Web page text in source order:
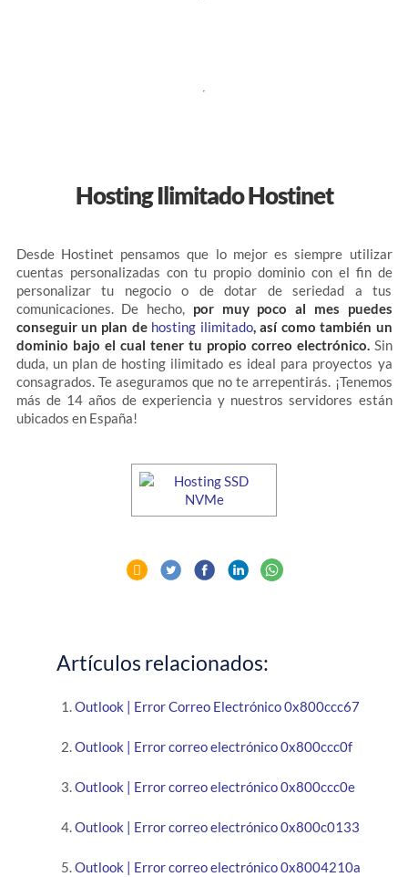
Hosting Ilimitado Hostinet
Desde Hostinet pensamos que lo mejor es siempre utilizar
cuentas personalizadas con tu propio dominio con el fin de
personalizar tu negocio o de dotar de seriedad a tus
comunicaciones. De hecho, por muy poco al mes puedes
conseguir un plan de hosting ilimitado, así como también un
dominio bajo el cual tener tu propio correo electrónico.Sin
duda, un plan de hosting ilimitado es ideal para proyectos ya
consagrados. Te aseguramos que no te arrepentirás. ¡Tenemos
más de 14 años de experiencia y nuestros servidores están
ubicados en España!
Artículos relacionados:
Outlook | Error Correo Electrónico 0x800ccc67
Outlook | Error correo electrónico 0x800ccc0f
Outlook | Error correo electrónico 0x800ccc0e
Outlook | Error correo electrónico 0x800c0133
Outlook | Error correo electrónico 0x8004210a